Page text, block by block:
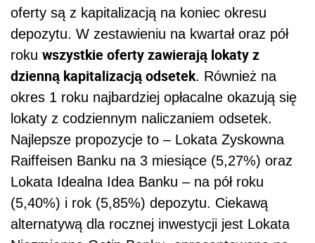
oferty są z kapitalizacją na koniec okresu
depozytu. W zestawieniu na kwartał oraz pół
roku wszystkie oferty zawierają lokaty z
dzienną kapitalizacją odsetek. Również na
okres 1 roku najbardziej opłacalne okazują się
lokaty z codziennym naliczaniem odsetek.
Najlepsze propozycje to – Lokata Zyskowna
Raiffeisen Banku na 3 miesiące (5,27%) oraz
Lokata Idealna Idea Banku – na pół roku
(5,40%) i rok (5,85%) depozytu. Ciekawą
alternatywą dla rocznej inwestycji jest Lokata